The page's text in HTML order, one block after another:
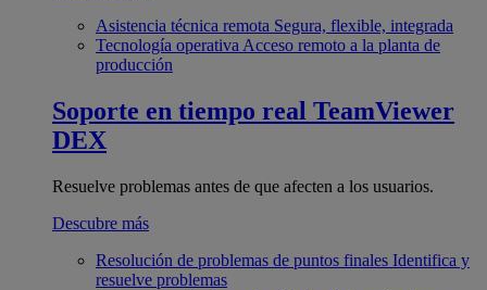
Asistencia técnica remota Segura, flexible, integrada
Tecnología operativa Acceso remoto a la planta de
producción
Soporte en tiempo real TeamViewer
DEX
Resuelve problemas antes de que afecten a los usuarios.
Descubre más
Resolución de problemas de puntos finales Identifica y
resuelve problemas